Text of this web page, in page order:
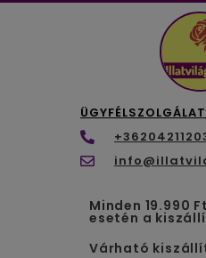
Minden 19.990
esetén a
Várható